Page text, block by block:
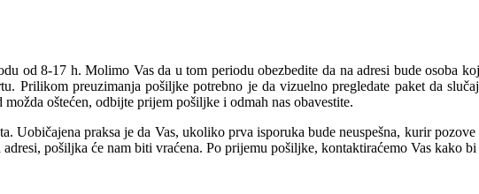
od 8-17 h. Molimo Vas da u tom periodu obezbedite da na adresi bude osoba
Prilikom preuzimanja pošiljke potrebno je da vizuelno pregledate paket da
oštećen, odbijte prijem pošiljke i odmah nas obavestite.
Uobičajena praksa je da Vas, ukoliko prva isporuka bude neuspešna, kurir
pošiljka će nam biti vraćena. Po prijemu pošiljke, kontaktiraćemo Vas kako